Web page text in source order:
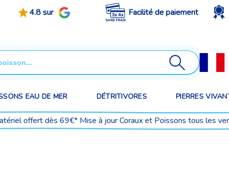
4.8 sur Facilité de paiement
EAU DE MER DÉTRITIVORES PIERRES
offert dès 69€* Mise à jour Coraux et Poissons tous les